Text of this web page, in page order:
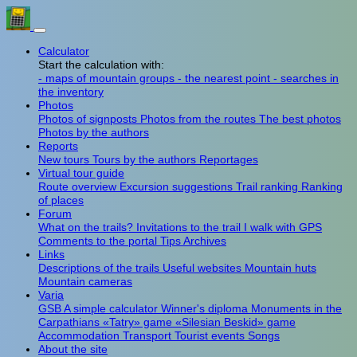
Calculator
Start the calculation with:
- maps of mountain groups - the nearest point - searches in
the inventory
Photos
Photos of signposts Photos from the routes The best photos
Photos by the authors
Reports
New tours Tours by the authors Reportages
Virtual tour guide
Route overview Excursion suggestions Trail ranking Ranking
of places
Forum
What on the trails? Invitations to the trail I walk with GPS
Comments to the portal TipsArchives
Links
Descriptions of the trails Useful websites Mountain huts
Mountain cameras
Varia
GSBA simple calculator Winner's diploma Monuments in the
Carpathians «Tatry» game «Silesian Beskid» game
Accommodation Transport Tourist events Songs
About the site